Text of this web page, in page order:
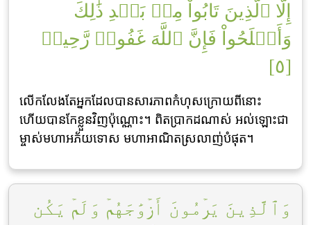
إِلَّا ٱلَّذِينَ تَابُواْ مِنۢ بَعۡدِ ذَٰلِكَ
وَأَصۡلَحُواْ فَإِنَّ ٱللَّهَ غَفُورٞ رَّحِيمٞ
[٥]
លើកលែងតែអ្នកដែលបានសារភាពកំហុសក្រោយពីនោះ
ហើយបានកែខ្លួនវិញប៉ុណ្ណោះ។ ពិតប្រាកដណាស់ អល់ឡោះជា
ម្ចាស់មហាអភ័យទោស មហាអាណិតស្រលាញ់បំផុត។
وَٱلَّذِينَ يَرۡمُونَ أَزۡوَٰجَهُمۡ وَلَمۡ يَكُن